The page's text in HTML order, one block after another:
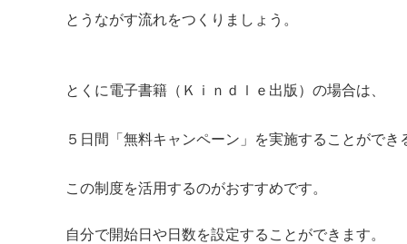
とうながす流れをつくりましょう。
とくに電子書籍（Ｋｉｎｄｌｅ出版）の場合は、
５日間「無料キャンペーン」を実施することができ
この制度を活用するのがおすすめです。
自分で開始日や日数を設定することができます。